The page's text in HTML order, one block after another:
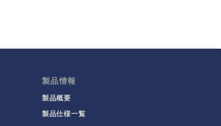
製品情報
製品概要
製品仕様一覧